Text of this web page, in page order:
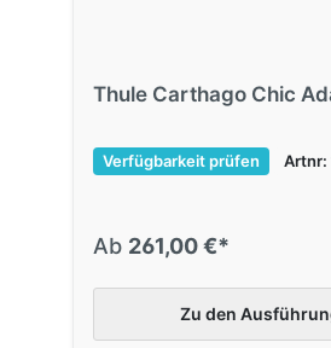
Thule Carthago Chic
Verfügbarkeit prüfen Artnr:
Ab 261,00 €*
Zu den